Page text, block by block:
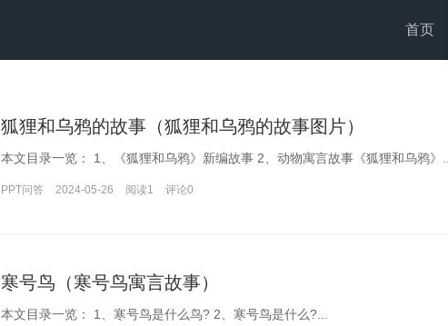
首页
狐狸和乌鸦的故事（狐狸和乌鸦的故事图片）
本文目录一览： 1、《狐狸和乌鸦》新编故事 2、动物寓言故事《狐狸和乌鸦》...
PPT问答 2024-05-26 阅读1 评论0
寒号鸟（寒号鸟寓言故事）
本文目录一览： 1、寒号鸟是什么鸟? 2、寒号鸟是什么?...